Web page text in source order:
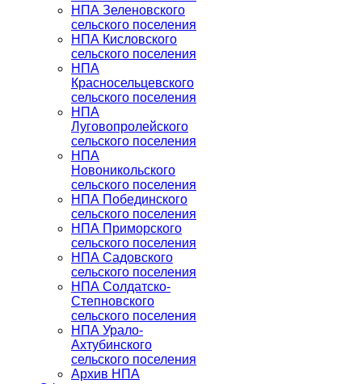
НПА Зеленовского
сельского поселения
НПА Кисловского
сельского поселения
НПА
Красносельцевского
сельского поселения
НПА
Луговопролейского
сельского поселения
НПА
Новоникольского
сельского поселения
НПА Побединского
сельского поселения
НПА Приморского
сельского поселения
НПА Садовского
сельского поселения
НПА Солдатско-
Степновского
сельского поселения
НПА Урало-
Ахтубинского
сельского поселения
Архив НПА